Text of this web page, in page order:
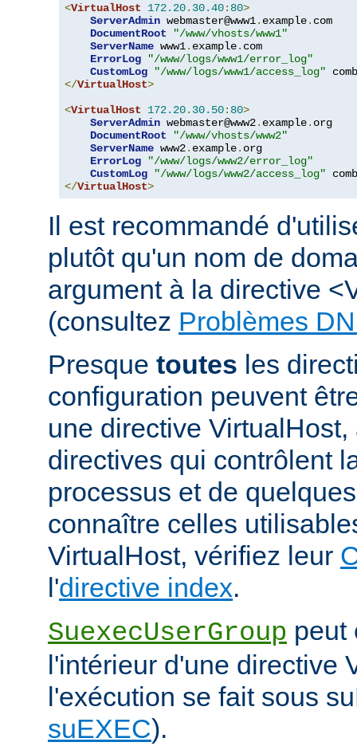
<VirtualHost 172.20. 30.40: 80>
ServerAdmin webmaster@www1. example. com
DocumentRoot
"/www/vhosts/www1"
ServerName www1. example. com
ErrorLog
"/www/logs/www1/error_log"
CustomLog
"/www/logs/www1/access_log"
</VirtualHost>
<VirtualHost 172.20. 30.50: 80>
ServerAdmin webmaster@www2. example. org
DocumentRoot
"/www/vhosts/www2"
ServerName www2. example. org
ErrorLog
"/www/logs/www2/error_log"
CustomLog
"/www/logs/www2/access_log"
</VirtualHost>
Il est recommandé
plutôt qu'un nom de
argument à la directive
(consultez Problèmes
Presque toutes les
configuration peuvent
une directive
directives qui contrôlent
processus et de
connaître celles
VirtualHost, vérifiez leur
l'directive index.
SuexecUserGroup peut
l'intérieur d'une directive
l'exécution se fait sous
suEXEC).